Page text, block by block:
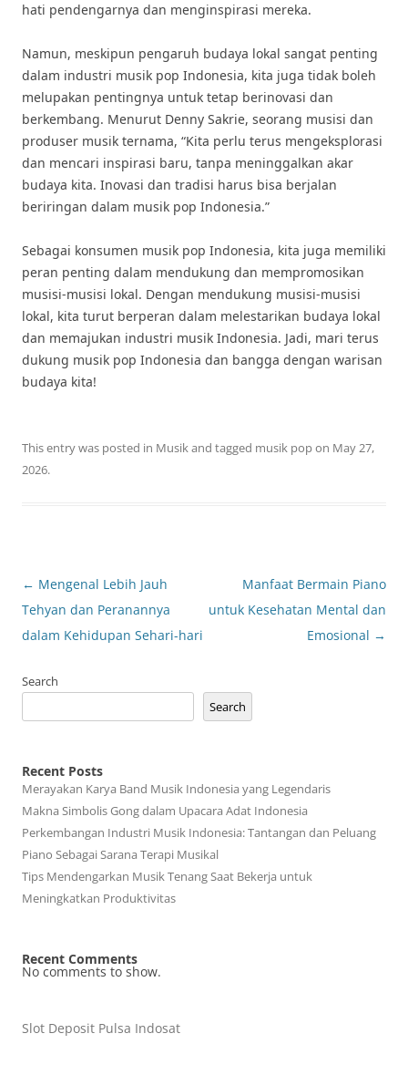
hati pendengarnya dan menginspirasi mereka.
Namun, meskipun pengaruh budaya lokal sangat penting
dalam industri musik pop Indonesia, kita juga tidak boleh
melupakan pentingnya untuk tetap berinovasi dan
berkembang. Menurut Denny Sakrie, seorang musisi dan
produser musik ternama, “Kita perlu terus mengeksplorasi
dan mencari inspirasi baru, tanpa meninggalkan akar
budaya kita. Inovasi dan tradisi harus bisa berjalan
beriringan dalam musik pop Indonesia.”
Sebagai konsumen musik pop Indonesia, kita juga memiliki
peran penting dalam mendukung dan mempromosikan
musisi-musisi lokal. Dengan mendukung musisi-musisi
lokal, kita turut berperan dalam melestarikan budaya lokal
dan memajukan industri musik Indonesia. Jadi, mari terus
dukung musik pop Indonesia dan bangga dengan warisan
budaya kita!
This entry was posted in Musikand tagged musik popon May 27,
2026.
Post
navigation
← Mengenal Lebih Jauh
Tehyan dan Peranannya
dalam Kehidupan Sehari-hari
Manfaat Bermain Piano
untuk Kesehatan Mental dan
Emosional →
Search
Search
Recent Posts
Merayakan Karya Band Musik Indonesia yang Legendaris
Makna Simbolis Gong dalam Upacara Adat Indonesia
Perkembangan Industri Musik Indonesia: Tantangan dan Peluang
Piano Sebagai Sarana Terapi Musikal
Tips Mendengarkan Musik Tenang Saat Bekerja untuk
Meningkatkan Produktivitas
Recent Comments
No comments to show.
Slot Deposit Pulsa Indosat